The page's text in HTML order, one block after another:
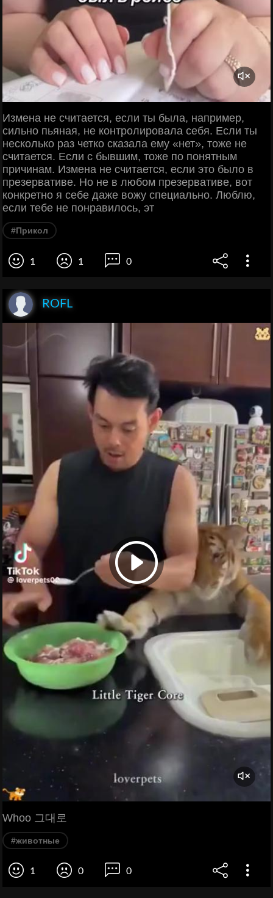
Измена не считается, если ты была, например,
сильно пьяная, не контролировала себя. Если ты
несколько раз четко сказала ему «нет», тоже не
считается. Если с бывшим, тоже по понятным
причинам. Измена не считается, если это было в
презервативе. Но не в любом презервативе, вот
конкретно я себе даже вожу специально. Люблю,
если тебе не понравилось, эт
#Прикол
1 1 0
ROFL
Whoo 그대로
#животные
1 0 0